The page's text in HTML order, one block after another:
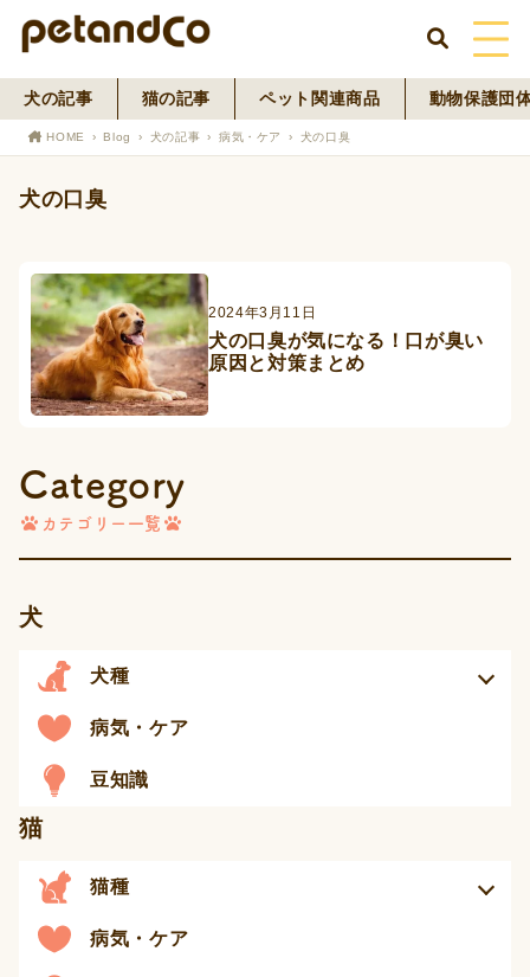
HOME
ペットフード事業
犬の記事 猫の記事 ペット関連商品 動物保護団
HOME Blog 犬の記事 病気・ケア 犬の口臭
犬の口臭
2024年3月11日
犬の口臭が気になる！口が臭い
原因と対策まとめ
Category
カテゴリー一覧
犬
犬種
病気・ケア
豆知識
猫
猫種
病気・ケア